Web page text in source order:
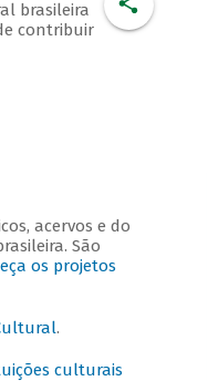
brasileira
contribuir
acervos e do
São
os projetos
.
culturais